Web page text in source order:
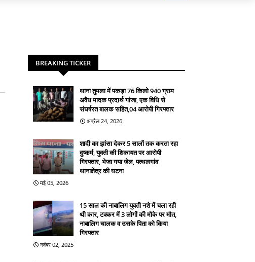
BREAKING TICKER
थाना तुमला में पकड़ा 76 किलो 940 ग्राम
अवैध मादक प्रदार्थ गांजा, एक विधि से
संघर्षरत बालक सहित,04 आरोपी गिरफ्तार
अप्रैल 24, 2026
शादी का झांसा देकर 5 सालों तक करता रहा
दुष्कर्म, युवती की शिकायत पर आरोपी
गिरफ्तार, भेजा गया जेल, पत्थलगांव
थानाक्षेत्र की घटना
मई 05, 2026
15 साल की नाबालिग युवती नशे में चला रही
थी कार, टक्कर में 3 लोगों की मौके पर मौत,
नाबालिग चालक व उसके पिता को किया
गिरफ्तार
नवंबर 02, 2025